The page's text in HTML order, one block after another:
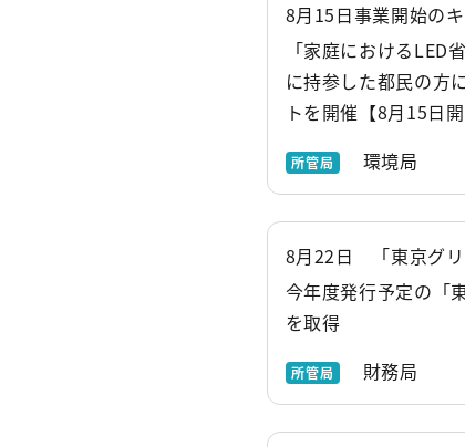
8月15日事業開始の
「家庭における
に持参した都民の方
トを開催【8月15日開
所管局 環境局
8月22日 「東京グリ
今年度発行予定の「
を取得
所管局 財務局